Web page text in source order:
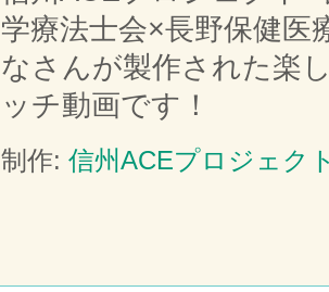
学療法士会×長野保健医
なさんが製作された楽
ッチ動画です！
制作: 信州ACEプロジェク